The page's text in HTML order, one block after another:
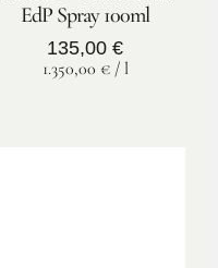
EdP Spray 100ml
135,00 €
1.350,00 €/ l